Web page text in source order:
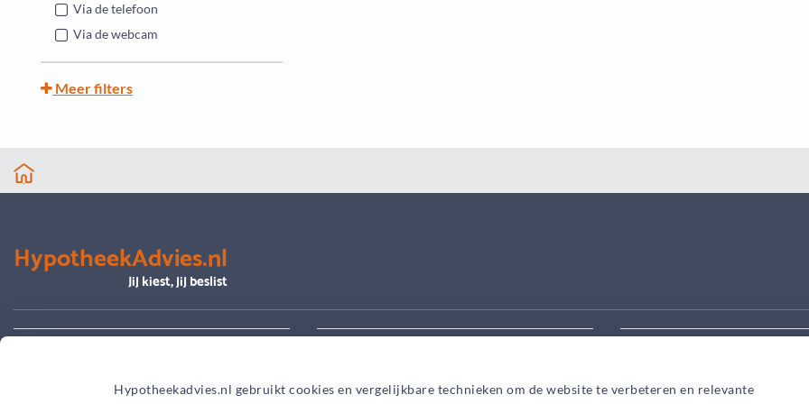
Hypotheekadvies.nl gebruikt cookies en vergelijkbare technieken om de website te verbeteren en relevante
Via de telefoon
Via de webcam
Meer filters
HypotheekAdvies.nl
Jij kiest, jij beslist